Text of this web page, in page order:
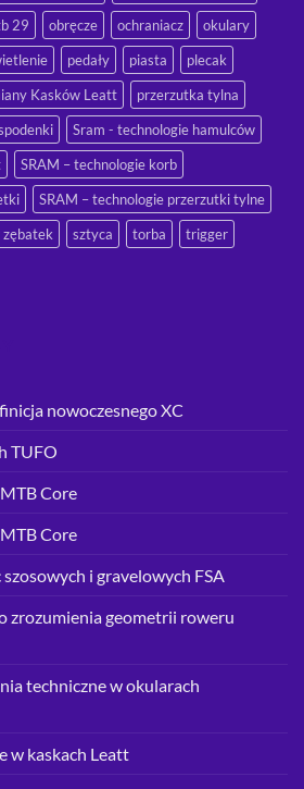
29 obręcze ochraniacz
okulary
pedały piasta
plecak
Kasków Leatt
przerzutka tylna
Sram - technologie hamulców
SRAM – technologie korb
SRAM – technologie przerzutki tylne
zębatek
sztyca torba
trigger
nowoczesnego XC
TUFO
Core
Core
i gravelowych FSA
zrozumienia geometrii roweru
techniczne w okularach
w kaskach Leatt